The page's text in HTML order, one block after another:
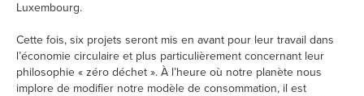
Luxembourg.
Cette fois, six projets seront mis en avant pour leur travail dans
l’économie circulaire et plus particulièrement concernant leur
philosophie « zéro déchet ». À l’heure où notre planète nous
implore de modifier notre modèle de consommation, il est